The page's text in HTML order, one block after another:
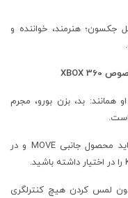
جکسون؛ هنرمند، خواننده و
همانند: بد، بزن بورو، مجرم
است.
برای اجرای بازی در کنسول پلی استیشن 3 باید محصول جانبی MOVE و در
لمس کردن هیچ کنترلگری